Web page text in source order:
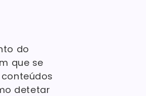
do
que se
detetar